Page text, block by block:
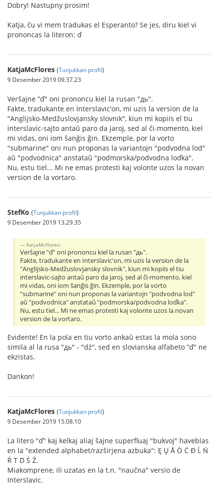
Dobry! Nastupny prosim!
Katja, ĉu vi mem tradukas el Esperanto? Se jes, diru kiel vi
prononcas la literon: ď
KatjaMcFlores (Tunjukkan profil)
9 Desember 2019 09.37.23
Verŝajne ”ď" oni prononcu kiel la rusan "дь".
Fakte, tradukante en Interslavic'on, mi uzis la version de la
"Anglijsko-Medžuslovjansky slovnik", kiun mi kopiis el tiu
interslavic-sajto antaŭ paro da jaroj, sed al ĉi-momento, kiel
mi vidas, oni iom ŝanĝis ĝin. Ekzemple, por la vorto
"submarine" oni nun proponas la variantojn "podvodna lod"
aŭ "podvodnica" anstataŭ "podmorska/podvodna loďka".
Nu, estu tiel... Mi ne emas protesti kaj volonte uzos la novan
version de la vortaro.
StefKo (Tunjukkan profil)
9 Desember 2019 13.29.35
KatjaMcFlores:
Verŝajne ”ď" oni prononcu kiel la rusan "дь".
Fakte, tradukante en Interslavic'on, mi uzis la version de la
"Anglijsko-Medžuslovjansky slovnik", kiun mi kopiis el tiu
interslavic-sajto antaŭ paro da jaroj, sed al ĉi-momento, kiel
mi vidas, oni iom ŝanĝis ĝin. Ekzemple, por la vorto
"submarine" oni nun proponas la variantojn "podvodna lod"
aŭ "podvodnica" anstataŭ "podmorska/podvodna loďka".
Nu, estu tiel... Mi ne emas protesti kaj volonte uzos la novan
version de la vortaro.
Evidente! En la pola en tiu vorto ankaŭ estas la mola sono
simila al la rusa "дь" - "dź", sed en slovianska alfabeto ”ď" ne
ekzistas.
Dankon!
KatjaMcFlores (Tunjukkan profil)
9 Desember 2019 15.08.10
La litero "ď" kaj kelkaj aliaj ŝajne superfluaj "bukvoj" haveblas
en la "extended alphabet/razširjena azbuka": Ę Ų Å Ò Ć Đ Ĺ Ń
Ŕ T́ D́ Ś Ź.
Miakomprene, ili uzatas en la t.n. "naučna" versio de
Interslavic.